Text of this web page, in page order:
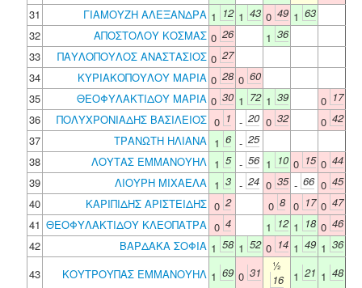
31
ΓΙΑΜΟΥΖΗ ΑΛΕΞΑΝΔΡΑ 1 12 1 43 0 49 1 63
32
ΑΠΟΣΤΟΛΟΥ ΚΟΣΜΑΣ 0 26 1 36
33
ΠΑΥΛΟΠΟΥΛΟΣ ΑΝΑΣΤΑΣΙΟΣ 0 27
34
ΚΥΡΙΑΚΟΠΟΥΛΟΥ ΜΑΡΙΑ 0 28 0 60
35
ΘΕΟΦΥΛΑΚΤΙΔΟΥ ΜΑΡΙΑ 0 30 1 72 1 39 0 17
36
ΠΟΛΥΧΡΟΝΙΑΔΗΣ ΒΑΣΙΛΕΙΟΣ 0 1 - 20 0 32 0 42
37
ΤΡΑΝΩΤΗ ΗΛΙΑΝΑ 1 6 - 25
38
ΛΟΥΤΑΣ ΕΜΜΑΝΟΥΗΛ 1 5 - 56 1 10 0 15 0 44
39
ΛΙΟΥΡΗ ΜΙΧΑΕΛΑ 1 3 - 24 0 35 - 66 0 45
40
ΚΑΡΙΠΙΔΗΣ ΑΡΙΣΤΕΙΔΗΣ 0 2 0 8 0 17 0 47
41 ΘΕΟΦΥΛΑΚΤΙΔΟΥ ΚΛΕΟΠΑΤΡΑ 0 4 1 12 1 18 0 46
42
ΒΑΡΔΑΚΑ ΣΟΦΙΑ 1 58 1 52 0 14 1 49 1 36
43
ΚΟΥΤΡΟΥΠΑΣ ΕΜΜΑΝΟΥΗΛ 1 69 0 31
½
16
1 21 1 48